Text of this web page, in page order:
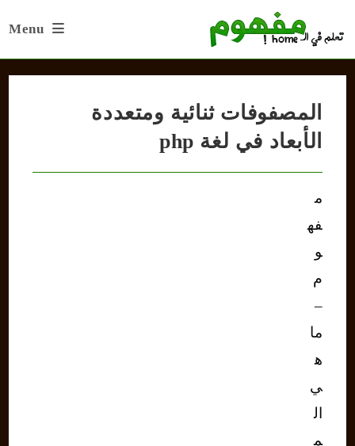
Menu
المصفوفات ثنائية ومتعددة
الأبعاد في لغة php
م
فه
و
م
–
ما
ه
ي
ال
م